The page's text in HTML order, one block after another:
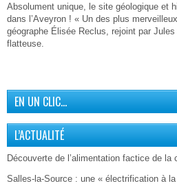
Absolument unique, le site géologique et
dans l’Aveyron ! « Un des plus
géographe Élisée Reclus, rejoint par
flatteuse.
EN UN CLIC…
L’ACTUALITÉ
Découverte de l’alimentation factice de la
Salles-la-Source : une « électrification à